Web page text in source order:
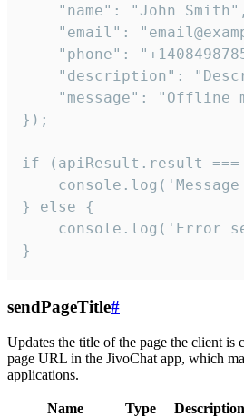
    "name": "John Smith",
"email":
"phone":
"description":
"message": "Offline
});
if (apiResult.result
} else {
console.log('Error
}
sendPageTitle#
Updates the title of the page the client is
page URL in the JivoChat app, which
applications.
Name Type
Description